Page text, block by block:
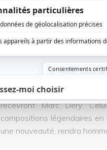
Les Grands Spectacles
recevront Marc Déry.
compositions légendaires en
une nouveauté, rendra